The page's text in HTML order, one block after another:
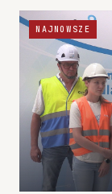
NAJNOWSZE